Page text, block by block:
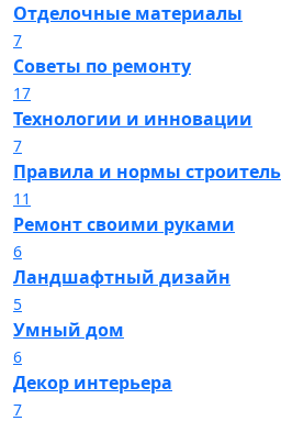
Отделочные материалы
7
Советы по ремонту
17
Технологии и инновации
7
Правила и нормы
11
Ремонт своими руками
6
Ландшафтный дизайн
5
Умный дом
6
Декор интерьера
7